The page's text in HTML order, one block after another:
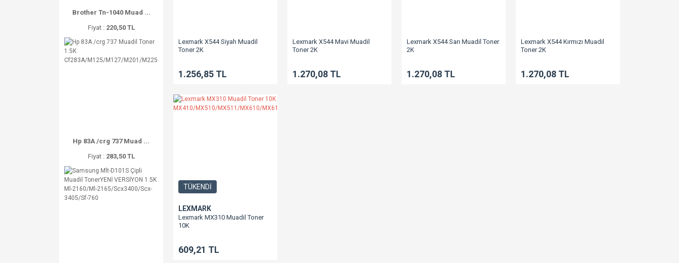
Brother Tn-1040 Muad ...
Fiyat : 220,50 TL
Hp 83A /crg 737 Muad ...
Fiyat : 283,50 TL
Lexmark X544 Siyah Muadil
Toner 2K
1.256,85 TL
Lexmark X544 Mavi Muadil
Toner 2K
1.270,08 TL
Lexmark X544 Sarı Muadil Toner
2K
1.270,08 TL
Lexmark X544 Kırmızı Muadil
Toner 2K
1.270,08 TL
TÜKENDİ
LEXMARK
Lexmark MX310 Muadil Toner
10K
609,21 TL